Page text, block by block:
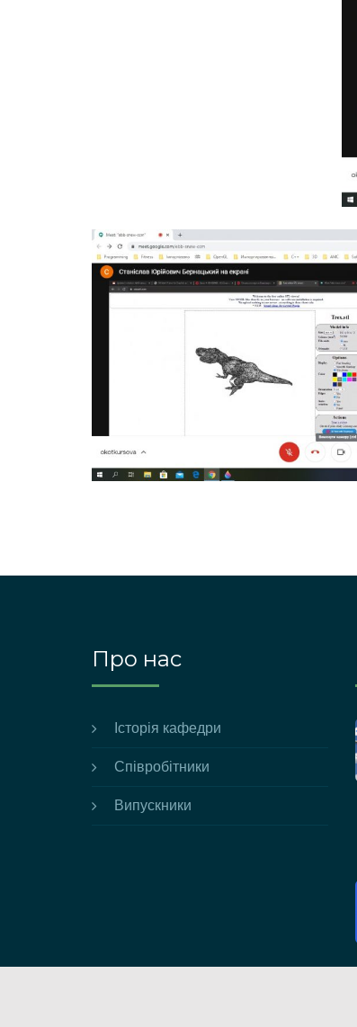
Про нас
Історія кафедри
Співробітники
Випускники